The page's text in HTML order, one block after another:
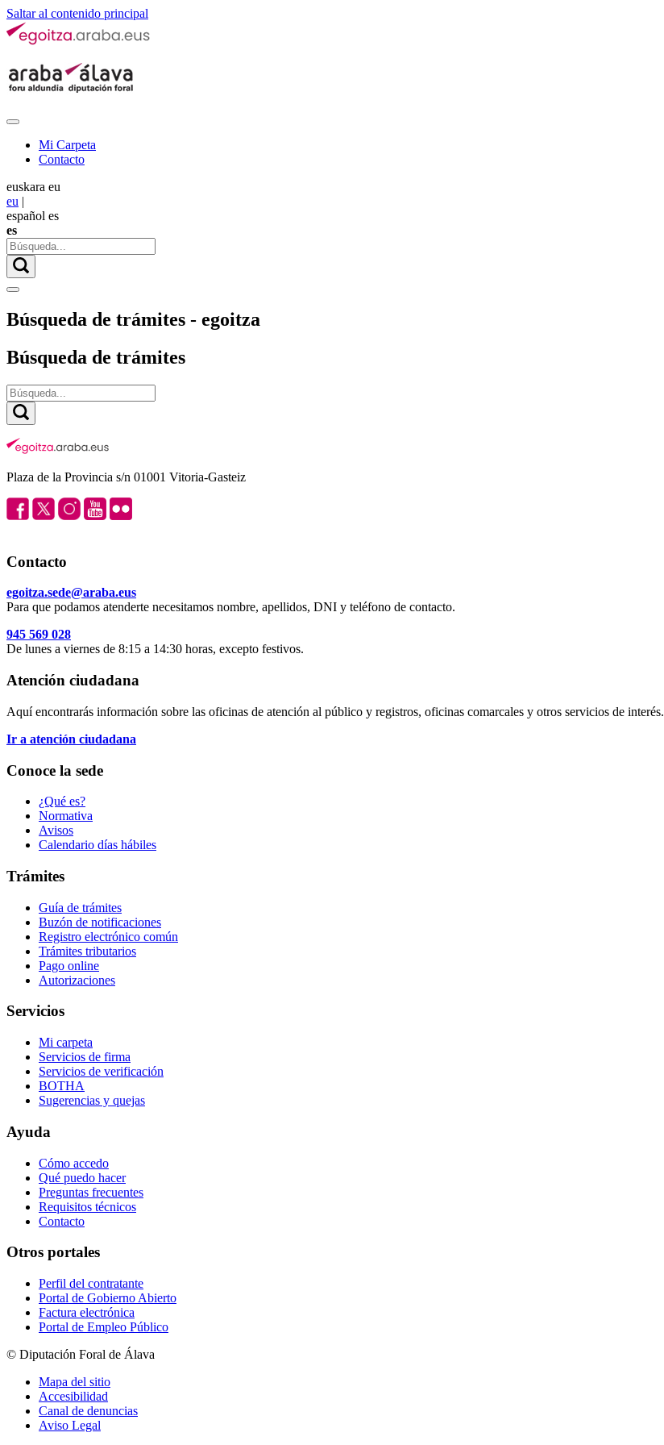
Saltar al contenido principal
Mi Carpeta
Contacto
euskara eu
eu |
español es
es
Búsqueda de trámites - egoitza
Búsqueda de trámites
Plaza de la Provincia s/n 01001 Vitoria-Gasteiz
Contacto
egoitza.sede@araba.eus
Para que podamos atenderte necesitamos nombre, apellidos, DNI y teléfono de contacto.
945 569 028
De lunes a viernes de 8:15 a 14:30 horas, excepto festivos.
Atención ciudadana
Aquí encontrarás información sobre las oficinas de atención al público y registros, oficinas comarcales y otros servicios de interés.
Ir a atención ciudadana
Conoce la sede
¿Qué es?
Normativa
Avisos
Calendario días hábiles
Trámites
Guía de trámites
Buzón de notificaciones
Registro electrónico común
Trámites tributarios
Pago online
Autorizaciones
Servicios
Mi carpeta
Servicios de firma
Servicios de verificación
BOTHA
Sugerencias y quejas
Ayuda
Cómo accedo
Qué puedo hacer
Preguntas frecuentes
Requisitos técnicos
Contacto
Otros portales
Perfil del contratante
Portal de Gobierno Abierto
Factura electrónica
Portal de Empleo Público
© Diputación Foral de Álava
Mapa del sitio
Accesibilidad
Canal de denuncias
Aviso Legal